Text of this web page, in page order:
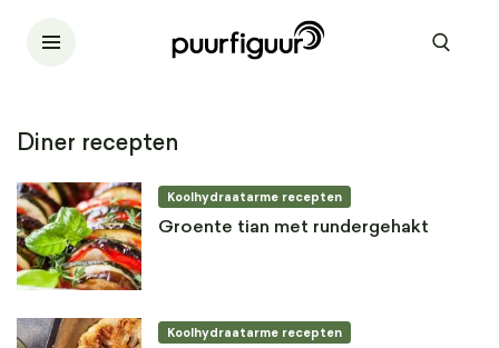
Diner recepten
Koolhydraatarme recepten
Groente tian met rundergehakt
Koolhydraatarme recepten